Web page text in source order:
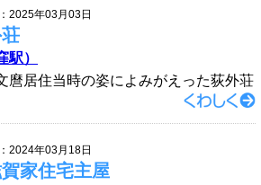
2025年03月03日
駅）
麿居住当時の姿によみがえった荻外荘
2024年03月18日
賀家住宅主屋